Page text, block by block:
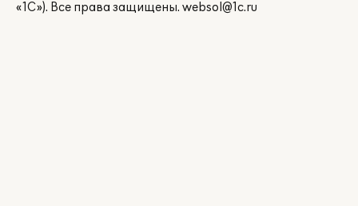
«1С»). Все права защищены. websol@1c.ru